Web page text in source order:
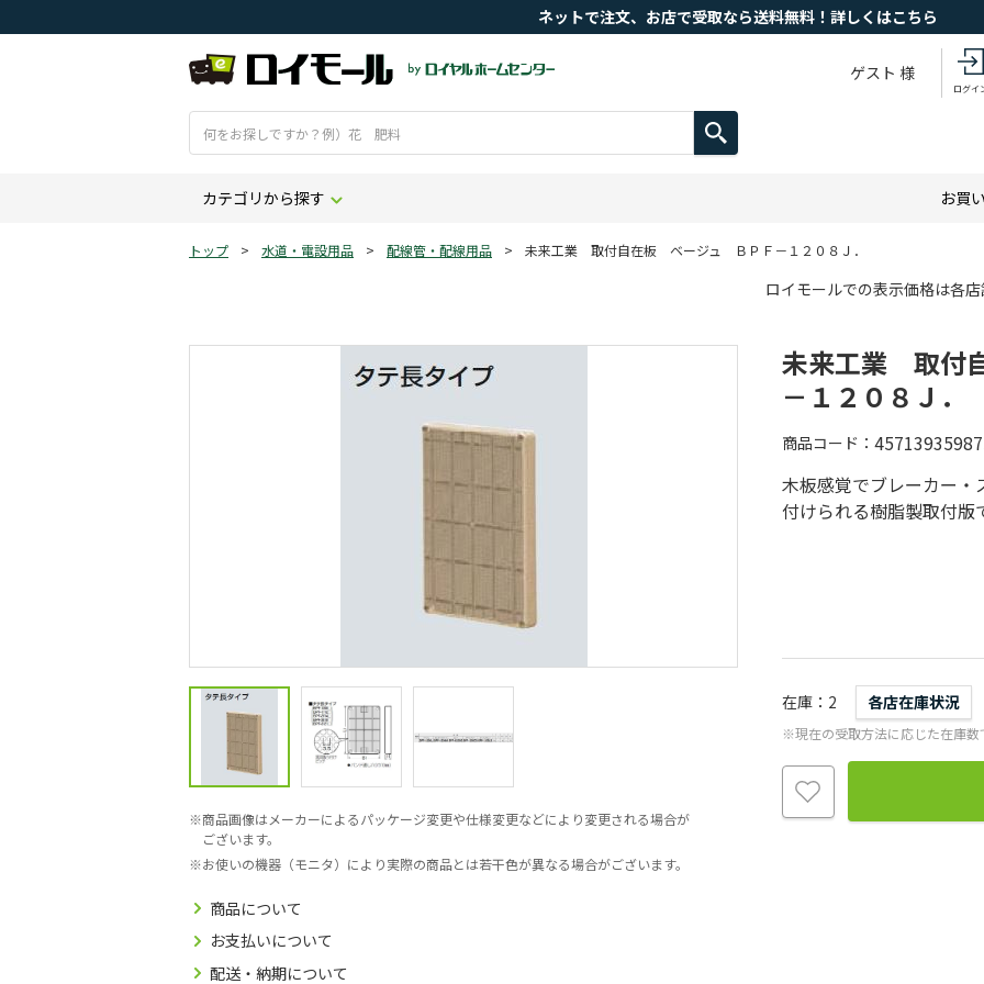
ネットで注文、お店で受取なら送料無料！詳しくはこちら
ゲスト 様
ログイ
カテゴリから探す お買
トップ > 水道・電設用品 > 配線管・配線用品 > 未来工業 取付自在板 ベージュ ＢＰＦ－１２０８Ｊ．
ロイモールでの表示価格は各
商品画像はメーカーによるパッケージ変更や仕様変更などにより変更される場合が
ございます。
お使いの機器（モニタ）により実際の商品とは若干色が異なる場合がございます。
商品について
お支払いについて
配送・納期について
未来工業 取付
－１２０８Ｊ．
商品コード
木板感覚でブレーカー
付けられる樹脂製取付版
在庫 2 各店在庫状況
※現在の受取方法に応じた在庫数